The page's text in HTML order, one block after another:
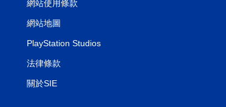
網站使用條款
網站地圖
PlayStation Studios
法律條款
關於SIE